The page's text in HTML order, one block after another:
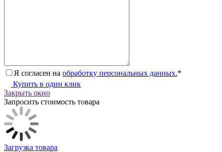
Я согласен на обработку персональных данных.*
Купить в один клик
Закрыть окно
Запросить стоимость товара
Загрузка товара